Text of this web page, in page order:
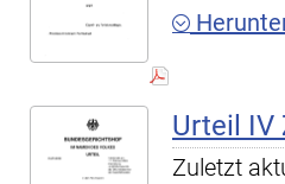
Urteil IV
Zuletzt